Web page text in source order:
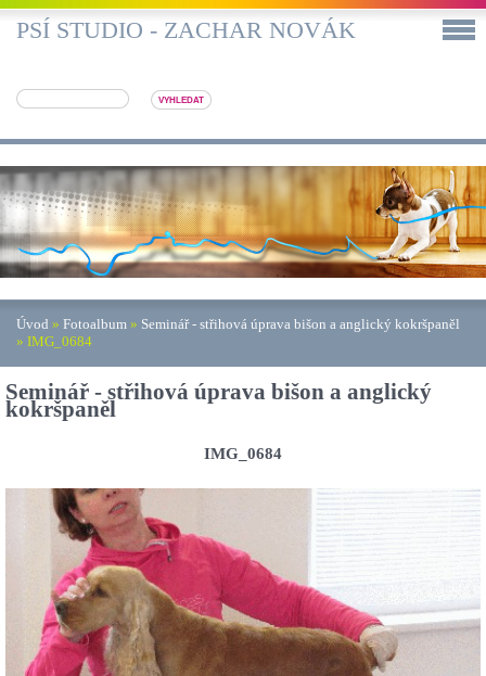
PSÍ STUDIO - ZACHAR NOVÁK
Úvod » Fotoalbum » Seminář - střihová úprava bišon a anglický kokršpaněl
» IMG_0684
Seminář - střihová úprava bišon a anglický
kokršpaněl
IMG_0684